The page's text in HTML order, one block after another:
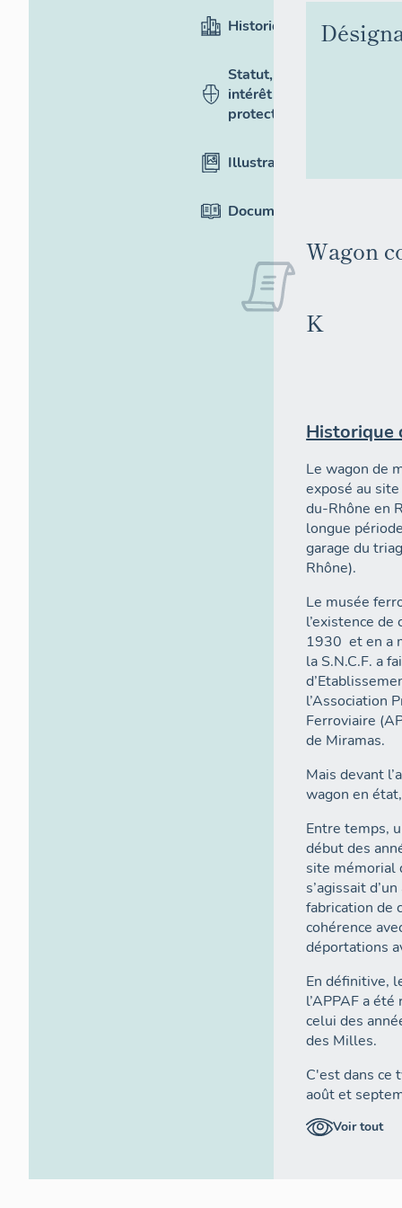
Historique
Statut,
intérêt et
protection
Illustrations
Documentation
Wagon
K
Historique
Le wagon de
exposé au
du-Rhône en
longue
garage du
Rhône).
Le musée
l’existence
1930 et en a
la S.N.C.F. a
l’Association
Ferroviaire
de Miramas.
Mais devant
wagon en
Entre temps,
début des
site mémorial
s’agissait
fabrication de
cohérence
déportations
En définitive,
l’APPAF a
celui des
des Milles.
C'est dans ce
août et
933
camp de
Voir tout